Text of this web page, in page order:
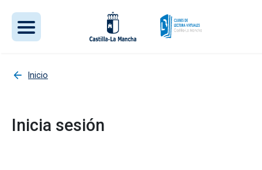
Inicio
Inicia sesión